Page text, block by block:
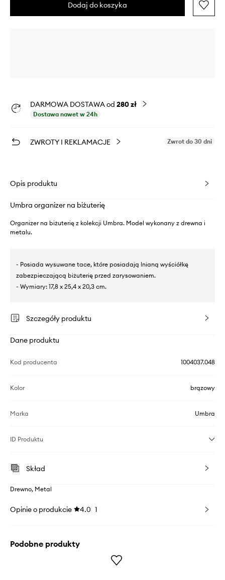
Dodaj do koszyka
DARMOWA DOSTAWA od 280 zł
Dostawa nawet w 24h
ZWROTY I REKLAMACJE Zwrot do 30 dni
Opis produktu
Umbra organizer na biżuterię
Organizer na biżuterię z kolekcji Umbra. Model wykonany z drewna i
metalu.
- Posiada wysuwane tace, które posiadają lnianą wyściółkę
zabezpieczającą biżuterię przed zarysowaniem.
- Wymiary: 17,8 x 25,4 x 20,3 cm.
Szczegóły produktu
Dane produktu
Kod producenta 1004037.048
Kolor brązowy
Marka Umbra
ID Produktu
Skład
Drewno, Metal
Opinie o produkcie 4.0 1
Podobne produkty